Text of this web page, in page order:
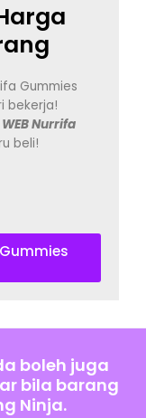
Gummies
bekerja!
WEB Nurrifa
beli!
boleh juga
bila barang
Ninja.